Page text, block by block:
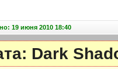
19 июня 2010 18:40
Dark